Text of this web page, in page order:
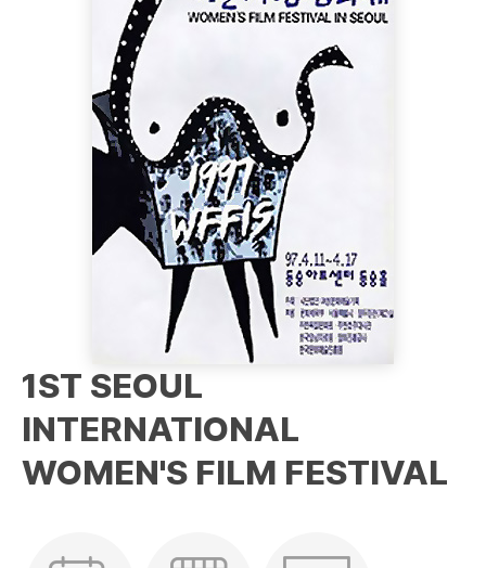
1ST SEOUL
INTERNATIONAL
WOMEN'S FILM FESTIVAL